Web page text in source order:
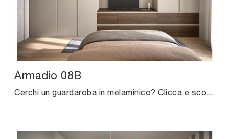
Armadio 08B
Cerchi un guardaroba in melaminico? Clicca e scopri armadi a muro con ante battenti di Cinquanta3.